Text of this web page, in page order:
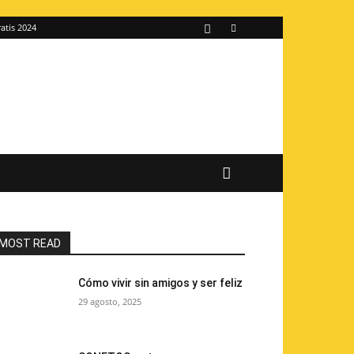
2024
READ
Cómo vivir sin amigos y ser feliz
29 agosto, 2025